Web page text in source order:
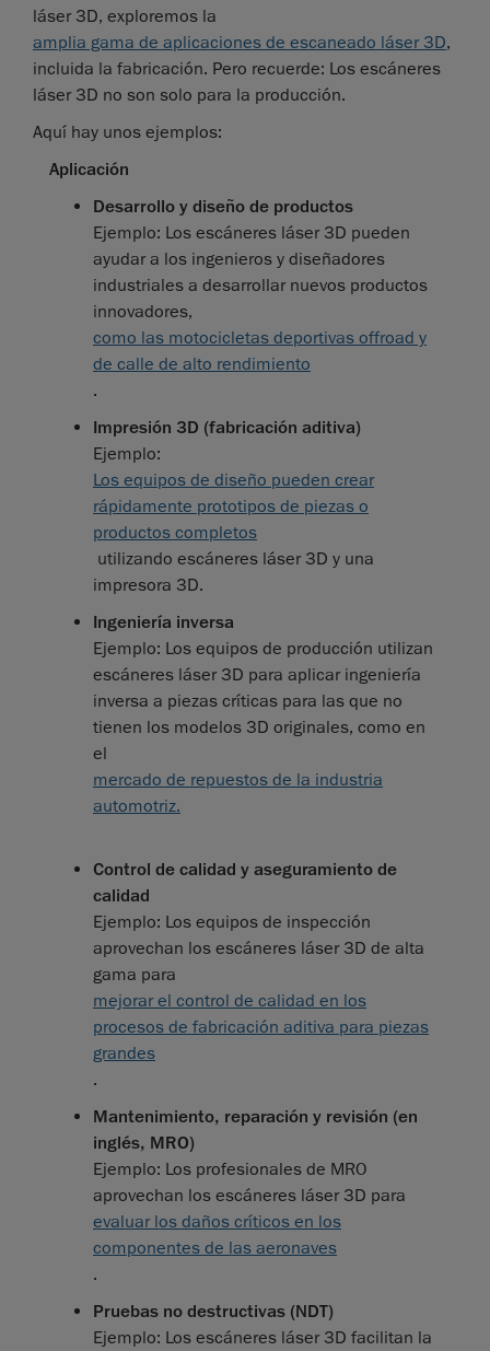
láser 3D, exploremos la
amplia gama de aplicaciones de escaneado láser 3D,
incluida la fabricación. Pero recuerde: Los escáneres
láser 3D no son solo para la producción.
Aquí hay unos ejemplos:
Aplicación
Desarrollo y diseño de productos
Ejemplo: Los escáneres láser 3D pueden
ayudar a los ingenieros y diseñadores
industriales a desarrollar nuevos productos
innovadores,
como las motocicletas deportivas offroad y
de calle de alto rendimiento
.
Impresión 3D (fabricación aditiva)
Ejemplo:
Los equipos de diseño pueden crear
rápidamente prototipos de piezas o
productos completos
utilizando escáneres láser 3D y una
impresora 3D.
Ingeniería inversa
Ejemplo: Los equipos de producción utilizan
escáneres láser 3D para aplicar ingeniería
inversa a piezas críticas para las que no
tienen los modelos 3D originales, como en
el
mercado de repuestos de la industria
automotriz.
Control de calidad y aseguramiento de
calidad
Ejemplo: Los equipos de inspección
aprovechan los escáneres láser 3D de alta
gama para
mejorar el control de calidad en los
procesos de fabricación aditiva para piezas
grandes
.
Mantenimiento, reparación y revisión (en
inglés, MRO)
Ejemplo: Los profesionales de MRO
aprovechan los escáneres láser 3D para
evaluar los daños críticos en los
componentes de las aeronaves
.
Pruebas no destructivas (NDT)
Ejemplo: Los escáneres láser 3D facilitan la